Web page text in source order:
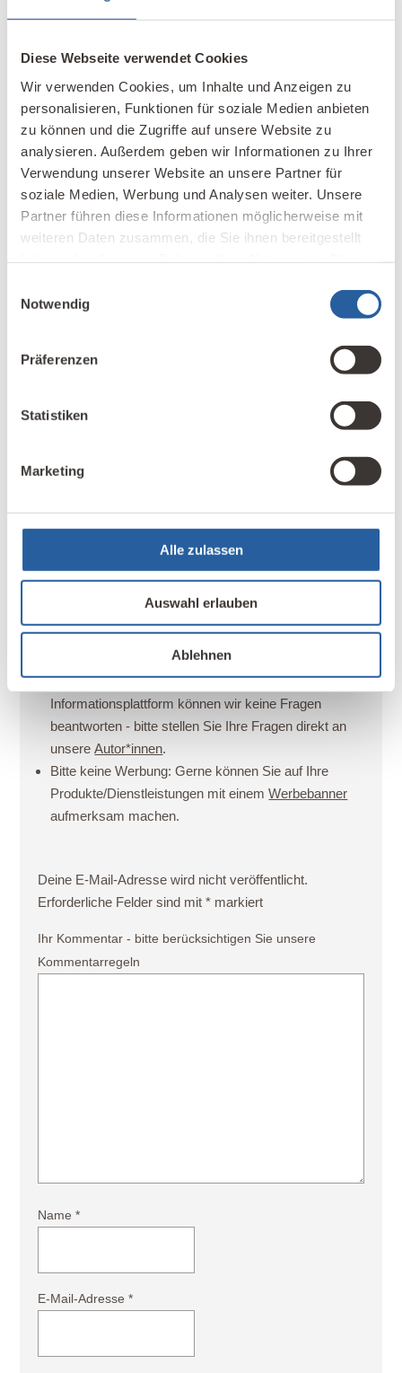
Diese Webseite verwendet Cookies
Wir verwenden Cookies, um Inhalte und Anzeigen zu
personalisieren, Funktionen für soziale Medien anbieten
zu können und die Zugriffe auf unsere Website zu
analysieren. Außerdem geben wir Informationen zu Ihrer
Verwendung unserer Website an unsere Partner für
soziale Medien, Werbung und Analysen weiter. Unsere
Partner führen diese Informationen möglicherweise mit
weiteren Daten zusammen, die Sie ihnen bereitgestellt
Notwendig
Präferenzen
Statistiken
Marketing
Alle zulassen
Auswahl erlauben
Ablehnen
Klimahausangaben
Energieeffizienzklasse
Planung
Architektin Christine Pfeifer,
Baubiologin IBN, LO-Feng
Shui Beraterin und Trainerin
Architekt Norbert Dalsass,
Vollholzelemente
holzius, Prad am Stilfserjoch,
Quellenangaben
Ihre Stimme zählt
Kommentarregeln:
ergänzende Informationen. Bitte beachten Sie bei Ihrem
Kommentar folgende Regeln:
Bitte keine Fragen:Auf dieser kostenlosen
Informationsplattform können wir keine Fragen
beantworten - bitte stellen Sie Ihre Fragen direkt an
unsereAutor*innen.
Bitte keine Werbung: Gerne können Sie auf Ihre
Produkte/Dienstleistungen mit einemWerbebanner
aufmerksam machen.
Deine E-Mail-Adresse wird nicht veröffentlicht.
Erforderliche Felder sind mit* markiert
Ihr Kommentar - bitte berücksichtigen Sie unsere
Kommentarregeln
Name*
E-Mail-Adresse*